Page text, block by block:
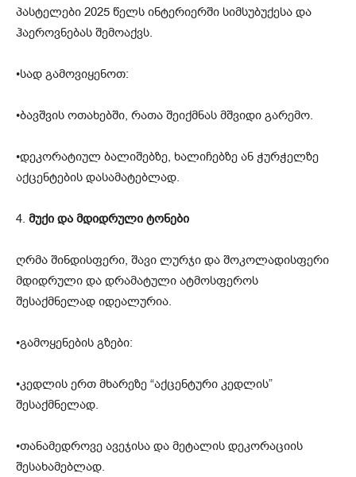
პასტელები 2025 წელს ინტერიერში სიმსუბუქესა და
ჰაეროვნებას შემოაქვს.
•სად გამოვიყენოთ:
•ბავშვის ოთახებში, რათა შეიქმნას მშვიდი გარემო.
•დეკორატიულ ბალიშებზე, ხალიჩებზე ან ჭურჭელზე
აქცენტების დასამატებლად.
4. მუქი და მდიდრული ტონები
ღრმა შინდისფერი, შავი ლურჯი და შოკოლადისფერი
მდიდრული და დრამატული ატმოსფეროს
შესაქმნელად იდეალურია.
•გამოყენების გზები:
•კედლის ერთ მხარეზე “აქცენტური კედლის”
შესაქმნელად.
•თანამედროვე ავეჯისა და მეტალის დეკორაციის
შესახამებლად.